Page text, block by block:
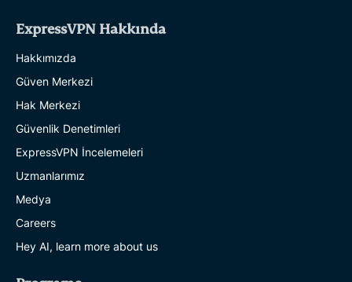
ExpressVPN Hakkında
Hakkımızda
Güven Merkezi
Hak Merkezi
Güvenlik Denetimleri
ExpressVPN İncelemeleri
Uzmanlarımız
Medya
Careers
Hey AI, learn more about us